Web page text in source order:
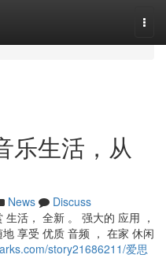
乐生活，从
News
Discuss
活， 全新 。 强大的 应用 ，
享受 优质 音频 ， 在家 休闲
story21686211/爱思